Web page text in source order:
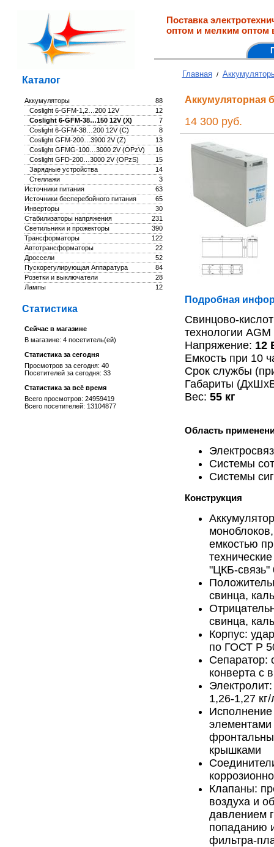
Поставка
оптом и мелким оптом
Каталог
88
Аккумуляторы
12
Coslight 6-GFM-1,2…200 12V
7
Coslight 6-GFM-38…150 12V (X)
8
Coslight 6-GFM-38…200 12V (C)
13
Coslight GFM-200…3900 2V (Z)
16
Coslight GFMG-100…3000 2V (OPzV)
15
Coslight GFD-200…3000 2V (OPzS)
14
Зарядные устройства
3
Стеллажи
63
Источники питания
65
Источники бесперебойного питания
30
Инверторы
231
Стабилизаторы напряжения
390
Светильники и прожекторы
122
Трансформаторы
22
Автотрансформаторы
52
Дроссели
84
Пускорегулирующая Аппаратура
28
Розетки и выключатели
12
Лампы
Статистика
Сейчас в магазине
В магазине: 4 посетитель(ей)
Статистика за сегодня
Просмотров за сегодня: 40
Посетителей за сегодня: 33
Статистика за всё время
Всего просмотров: 24959419
Всего посетителей: 13104877
Главная /
Аккумуляторная
14 300 руб.
Подробная
Свинцово-
технологии AGM
Напряжение: 12
Емкость при 10
Срок службы
Габариты
Вес: 55 кг
Область
Системы
Системы
Конструкция
емкостью
"ЦКБ-связь"
свинца,
свинца,
Корпус:
по ГОСТ Р
Сепаратор:
конверта с
1,26-1,27
Исполнение
элементами
крышками
Клапаны:
воздуха и
давлением
попаданию
фильтра-